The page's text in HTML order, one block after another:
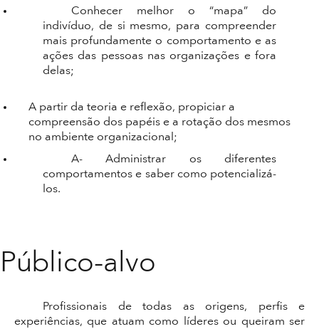
Conhecer melhor o “mapa” do
indivíduo, de si mesmo, para compreender
mais profundamente o comportamento e as
ações das pessoas nas organizações e fora
delas;
A partir da teoria e reflexão, propiciar a
compreensão dos papéis e a rotação dos mesmos
no ambiente organizacional;
A- Administrar os diferentes
comportamentos e saber como potencializá-
los.
Público-alvo
Profissionais de todas as origens, perfis e
experiências, que atuam como líderes ou queiram ser